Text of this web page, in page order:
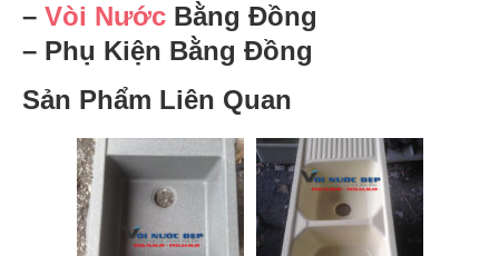
– Vòi Nước Bằng Đồng
– Phụ Kiện Bằng Đồng
Sản Phẩm Liên Quan